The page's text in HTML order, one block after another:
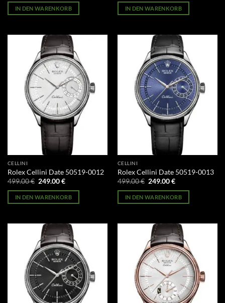
war:
499.00 €
ist:
249.00 €.
IN DEN WARENKORB
war:
499.00 €
ist:
249.00 €.
IN DEN WARENKORB
CELLINI
Rolex Cellini Date 50519-0012
499.00€ Ursprünglicher
war:
499.00 €
249.00€Aktueller
ist:
249.00 €.
IN DEN WARENKORB
CELLINI
Rolex Cellini Date 50519-0013
499.00€ Ursprünglicher
war:
499.00 €
249.00€Aktueller
ist:
249.00 €.
IN DEN WARENKORB